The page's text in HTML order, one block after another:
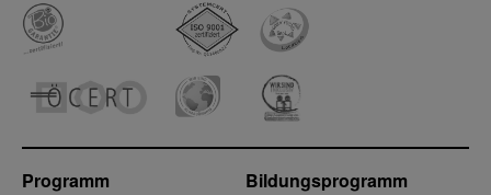
Programm Bildungsprogramm